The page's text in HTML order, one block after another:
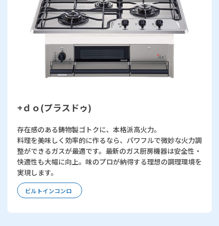
+ｄｏ(プラスドゥ)
存在感のある鋳物製ゴトクに、本格派高火力。
料理を美味しく効率的に作るなら、パワフルで微妙な火力調
整ができるガスが最適です。最新のガス厨房機器は安全性・
快適性も大幅に向上。味のプロが納得する理想の調理環境を
実現します。
ビルトインコンロ